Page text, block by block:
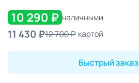
10 290 ₽ наличными
11 430 ₽12 700 ₽ картой
Быстрый заказ